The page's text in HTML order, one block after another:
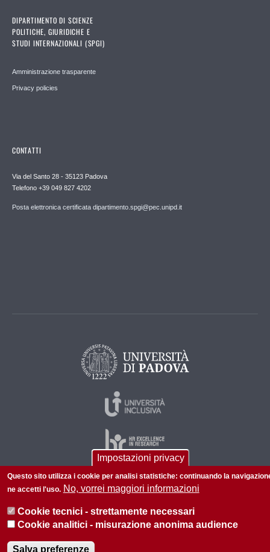
DIPARTIMENTO DI SCIENZE
POLITICHE, GIURIDICHE E
STUDI INTERNAZIONALI (SPGI)
Amministrazione trasparente
Privacy policies
CONTATTI
Via del Santo 28 - 35123 Padova
Telefono +39 049 827 4202
Posta elettronica certificata dipartimento.spgi@pec.unipd.it
© 2026 Università di Padova - Tutti i diritti riservati
P.I. 00742430283 C.F. 80006480281
Informazioni su questo sito
Impostazioni privacy
Questo sito utilizza i cookie per analisi statistiche: continuando la
ne accetti l'uso. No, vorrei maggiori informazioni
Cookie tecnici - strettamente necessari
Cookie analitici - misurazione anonima audience
Salva preferenze